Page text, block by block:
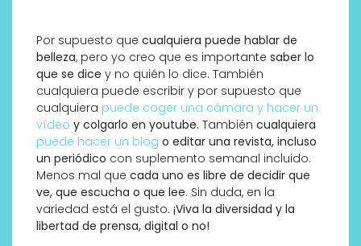
Por supuesto que cualquiera puede hablar de
belleza, pero yo creo que es importante saber lo
que se dice y no quién lo dice. También
cualquiera puede escribir y por supuesto que
cualquiera puede coger una cámara y hacer un
vídeo y colgarlo en youtube. También cualquiera
puede hacer un blog o editar una revista, incluso
un periódico con suplemento semanal incluido.
Menos mal que cada uno es libre de decidir que
ve, que escucha o que lee. Sin duda, en la
variedad está el gusto. ¡Viva la diversidad y la
libertad de prensa, digital o no!